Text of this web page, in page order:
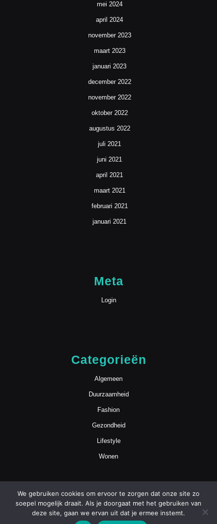
mei 2024
april 2024
november 2023
maart 2023
januari 2023
december 2022
november 2022
oktober 2022
augustus 2022
juli 2021
juni 2021
april 2021
maart 2021
februari 2021
januari 2021
Meta
Login
Categorieën
Algemeen
Duurzaamheid
Fashion
Gezondheid
Lifestyle
Wonen
Blog WordPress Theme Copyright
We gebruiken cookies om ervoor te zorgen dat onze site zo
soepel mogelijk draait. Als je doorgaat met het gebruiken van
deze site, gaan we ervan uit dat je ermee instemt.